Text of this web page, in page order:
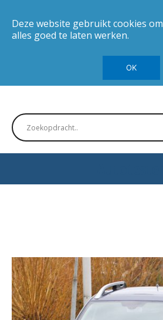
Deze website gebruikt cookies om
alles goed te laten werken.
OK